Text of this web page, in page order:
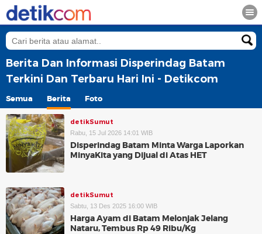
Berita Dan Informasi Disperindag Batam
Terkini Dan Terbaru Hari Ini - Detikcom
Semua Berita Foto
detikSumut
Rabu, 15 Jul 2026 14:01 WIB
Disperindag Batam Minta Warga Laporkan
MinyaKita yang Dijual di Atas HET
detikSumut
Sabtu, 13 Des 2025 16:00 WIB
Harga Ayam di Batam Melonjak Jelang
Nataru, Tembus Rp 49 Ribu/Kg